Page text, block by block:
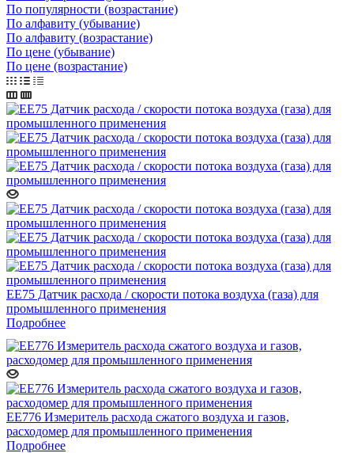
По популярности (возрастание)
По алфавиту (убывание)
По алфавиту (возрастание)
По цене (убывание)
По цене (возрастание)
EE75 Датчик расхода / скорости потока воздуха (газа) для
промышленного применения
Подробнее
ЕЕ776 Измеритель расхода сжатого воздуха и газов,
расходомер для промышленного применения
Подробнее